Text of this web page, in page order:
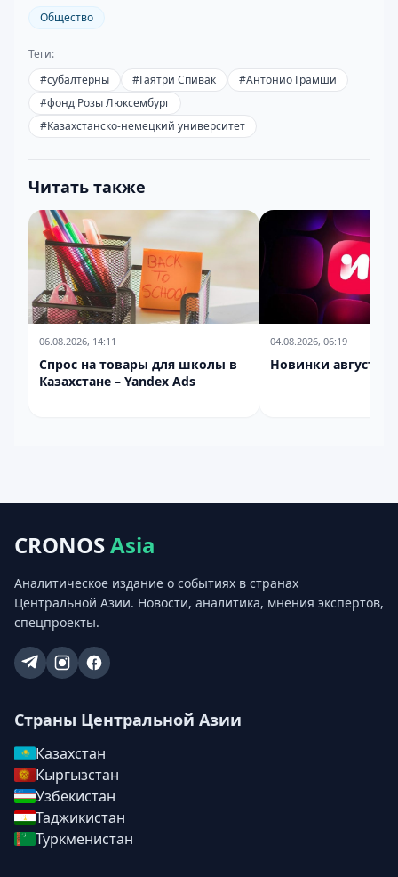
Общество
Теги:
#субалтерны #Гаятри Спивак #Антонио Грамши
#фонд Розы Люксембург
#Казахстанско-немецкий университет
Читать также
06.08.2026, 14:11
Спрос на товары для школы в
Казахстане – Yandex Ads
04.08.2026, 06:19
Новинки августа
CRONOSAsia
Аналитическое издание о событиях в странах
Центральной Азии. Новости, аналитика, мнения экспертов,
спецпроекты.
Страны Центральной Азии
Казахстан
Кыргызстан
Узбекистан
Таджикистан
Туркменистан